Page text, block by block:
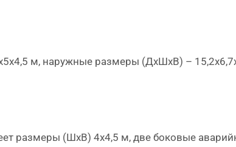
м, наружные размеры (ДхШхВ) –
размеры (ШхВ) 4х4,5 м, две боковые